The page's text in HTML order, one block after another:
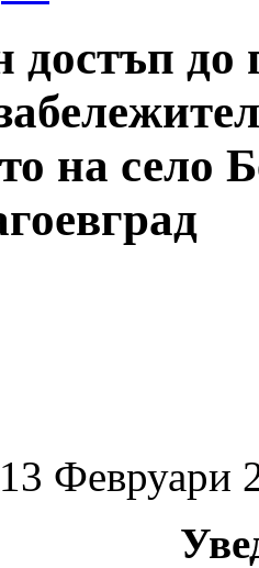
до
на село
Февруари